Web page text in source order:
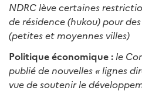
NDRC lève certaines
de résidence (hukou) pour
(petites et moyennes villes)
Politique économique : le
publié de nouvelles « lignes
vue de soutenir le